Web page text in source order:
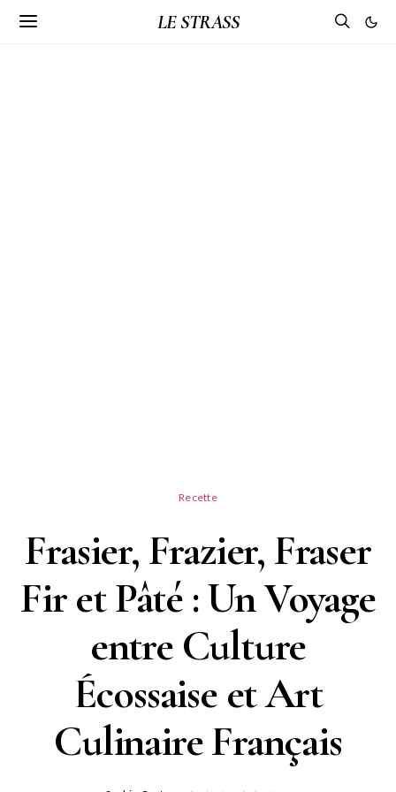
LE STRASS
Recette
Frasier, Frazier, Fraser
Fir et Pâté : Un Voyage
entre Culture
Écossaise et Art
Culinaire Français